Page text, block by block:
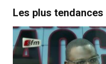
Les plus tendances